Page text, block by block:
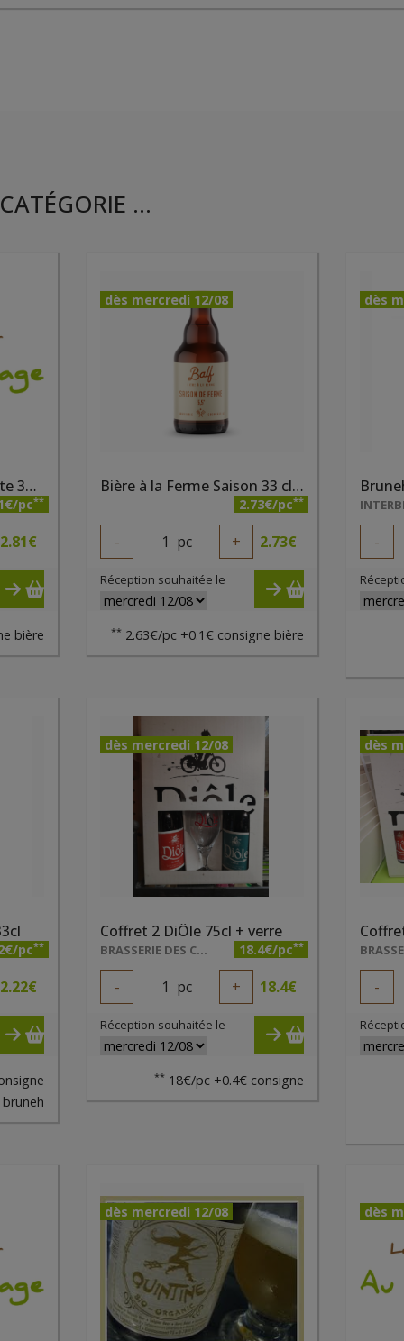
...
Bière à la Ferme Friskette 33 cl BALF
pc**
2.81€
bière
dès mercredi 12/08
Bière à la Ferme Saison 33 cl BALF
2.73€/pc**
- 1 pc + 2.73€
Réception souhaitée le
** 2.63€/pc +0.1€ consigne bière
dès
-
pc**
2.22€
bruneh
dès mercredi 12/08
Coffret 2 DiÔle 75cl + verre
BRASSERIE DES CARRIÈRES 18.4€/pc**
- 1 pc + 18.4€
Réception souhaitée le
** 18€/pc +0.4€ consigne
dès
-
dès mercredi 12/08 dès